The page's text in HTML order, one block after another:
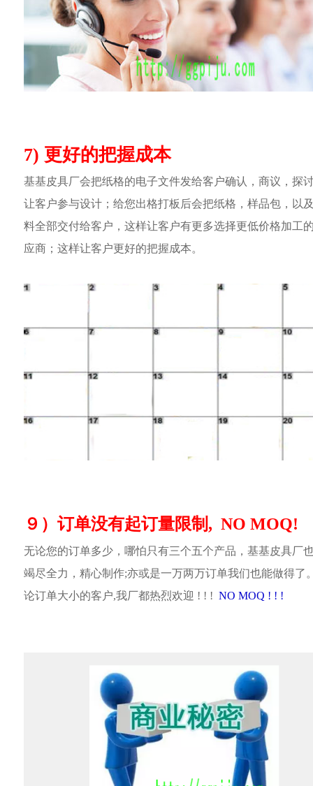
7) 更好的把握成本
基基皮具厂会把纸格的电子文件发给客户确认，商议，探
让客户参与设计；给您出格打板后会把纸格，样品包，以
料全部交付给客户，这样让客户有更多选择更低价格加工
应商；这样让客户更好的把握成本。
９）订单没有起订量限制, NO MOQ!
无论您的订单多少，哪怕只有三个五个产品，基基皮具厂
竭尽全力，精心制作;亦或是一万两万订单我们也能做得了
论订单大小的客户,我厂都热烈欢迎 ! ! ! NO MOQ ! ! !